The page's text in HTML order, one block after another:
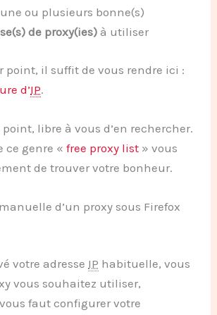
ou plusieurs bonne(s)
de proxy(ies)à utiliser
point, il suffit de vous rendre ici :
d’IP.
libre à vous d’en rechercher.
ce genre «free proxy list » vous
de trouver votre bonheur.
d’un proxy sous Firefox
votre adresse IP habituelle, vous
vous souhaitez utiliser,
faut configurer votre